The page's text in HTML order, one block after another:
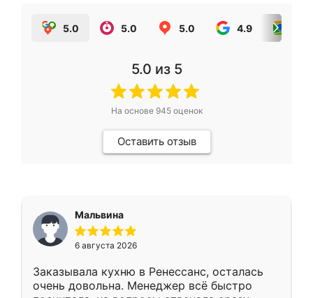
5.0 5.0 5.0 4.9
5.0 из 5
На основе 945оценок
Оставить отзыв
Мальвина
6 августа 2026
Заказывала кухню в Ренессанс, осталась
очень довольна. Менеджер всё быстро